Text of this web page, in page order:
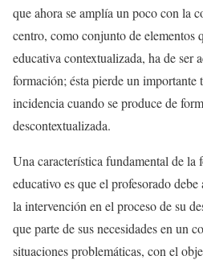
que ahora se amplía un poco con la
centro, como conjunto de elementos
educativa contextualizada, ha de ser
formación; ésta pierde un importante
incidencia cuando se produce de
descontextualizada.
Una característica fundamental de la
educativo es que el profesorado
la intervención en el proceso de su
que parte de sus necesidades en un
situaciones problemáticas, con el